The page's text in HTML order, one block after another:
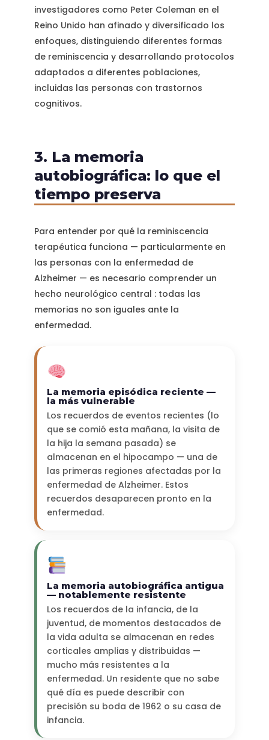
investigadores como Peter Coleman en el
Reino Unido han afinado y diversificado los
enfoques, distinguiendo diferentes formas
de reminiscencia y desarrollando protocolos
adaptados a diferentes poblaciones,
incluidas las personas con trastornos
cognitivos.
3. La memoria
autobiográfica: lo que el
tiempo preserva
Para entender por qué la reminiscencia
terapéutica funciona — particularmente en
las personas con la enfermedad de
Alzheimer — es necesario comprender un
hecho neurológico central : todas las
memorias no son iguales ante la
enfermedad.
La memoria episódica reciente —
la más vulnerable
Los recuerdos de eventos recientes (lo
que se comió esta mañana, la visita de
la hija la semana pasada) se
almacenan en el hipocampo — una de
las primeras regiones afectadas por la
enfermedad de Alzheimer. Estos
recuerdos desaparecen pronto en la
enfermedad.
La memoria autobiográfica antigua
— notablemente resistente
Los recuerdos de la infancia, de la
juventud, de momentos destacados de
la vida adulta se almacenan en redes
corticales amplias y distribuidas —
mucho más resistentes a la
enfermedad. Un residente que no sabe
qué día es puede describir con
precisión su boda de 1962 o su casa de
infancia.